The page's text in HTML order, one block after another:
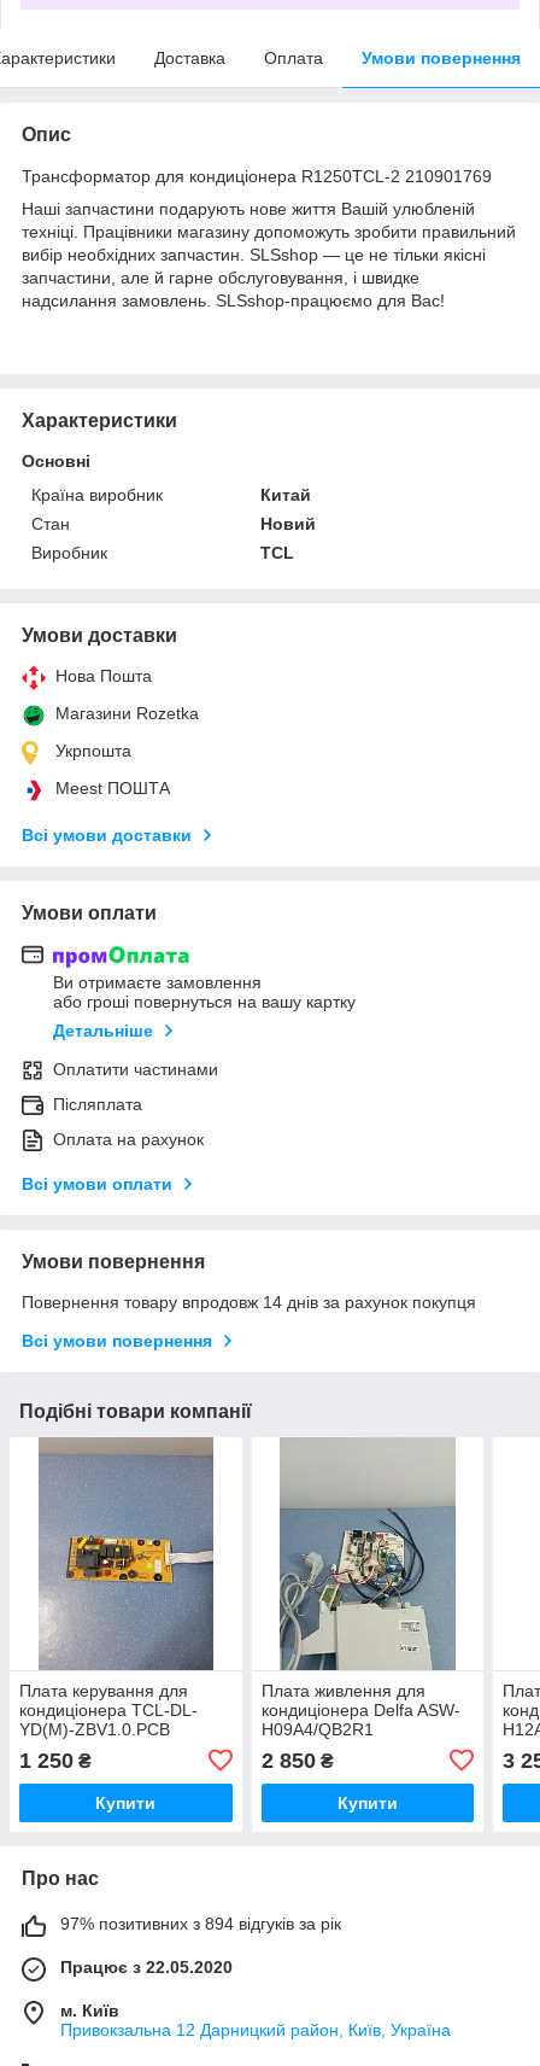
Доставка Оплата Умови повернення
Опис
Трансформатор для кондиціонера R1250TCL-2 210901769
Наші запчастини подарують нове життя Вашій улюбленій
техніці. Працівники магазину допоможуть зробити правильний
вибір необхідних запчастин. SLSshop — це не тільки якісні
запчастини, але й гарне обслуговування, і швидке
надсилання замовлень. SLSshop-працюємо для Вас!
Характеристики
Основні
Країна виробник
Китай
Стан
Новий
Виробник
TCL
Умови доставки
Нова Пошта
Магазини Rozetka
Укрпошта
Meest ПОШТА
Всі умови доставки
Умови оплати
Ви отримаєте замовлення
або гроші повернуться на вашу картку
Детальніше
Оплатити частинами
Післяплата
Оплата на рахунок
Всі умови оплати
Умови повернення
Повернення товару впродовж 14 днів за рахунок покупця
Всі умови повернення
Подібні товари компанії
Плата керування для
кондиціонера TCL-DL-
YD(M)-ZBV1.0.PCB
1 250 ₴
Купити
Плата живлення для
кондиціонера Delfa ASW-
H09A4/QB2R1
2 850₴
Купити
3
Про нас
97% позитивних з 894 відгуків за рік
Працює з 22.05.2020
м. Київ
Привокзальна 12 Дарницкий район, Київ, Україна